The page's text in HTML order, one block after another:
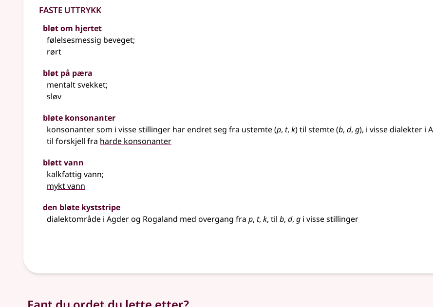
Faste uttrykk
bløt om hjertet
følelsesmessig beveget;
rørt
bløt på pæra
mentalt svekket;
sløv
bløte konsonanter
konsonanter som i visse stillinger har endret seg fra ustemte (p, t, k) til stemte (b, d, g), i visse dialekter i
til forskjell fra harde konsonanter
bløtt vann
kalkfattig vann;
mykt vann
den bløte kyststripe
dialektområde i Agder og Rogaland med overgang fra p, t, k, til b, d, g i visse stillinger